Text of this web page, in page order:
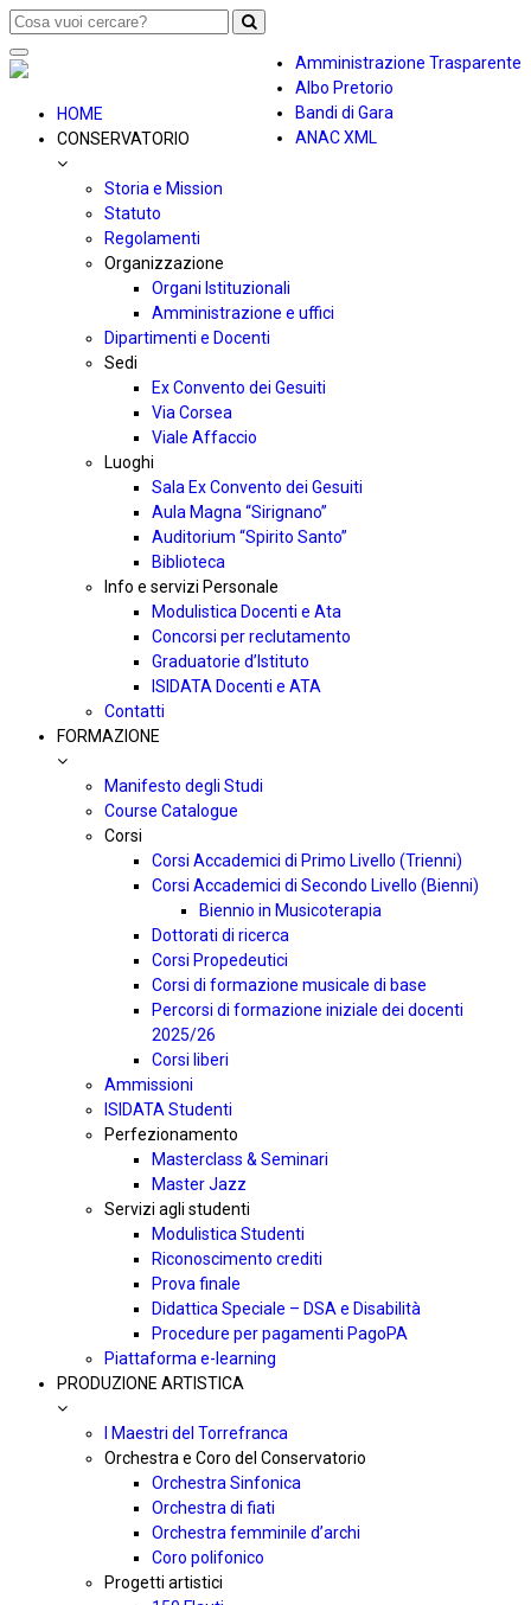
Amministrazione Trasparente
Albo Pretorio
Bandi di Gara
ANAC XML
Toggle
navigation
HOME
CONSERVATORIO
Storia e Mission
Statuto
Regolamenti
Organizzazione
Organi Istituzionali
Amministrazione e uffici
Dipartimenti e Docenti
Sedi
Ex Convento dei Gesuiti
Via Corsea
Viale Affaccio
Luoghi
Sala Ex Convento dei Gesuiti
Aula Magna “Sirignano”
Auditorium “Spirito Santo”
Biblioteca
Info e servizi Personale
Modulistica Docenti e Ata
Concorsi per reclutamento
Graduatorie d’Istituto
ISIDATA Docenti e ATA
Contatti
FORMAZIONE
Manifesto degli Studi
Course Catalogue
Corsi
Corsi Accademici di Primo Livello (Trienni)
Corsi Accademici di Secondo Livello (Bienni)
Biennio in Musicoterapia
Dottorati di ricerca
Corsi Propedeutici
Corsi di formazione musicale di base
Percorsi di formazione iniziale dei docenti
2025/26
Corsi liberi
Ammissioni
ISIDATA Studenti
Perfezionamento
Masterclass & Seminari
Master Jazz
Servizi agli studenti
Modulistica Studenti
Riconoscimento crediti
Prova finale
Didattica Speciale – DSA e Disabilità
Procedure per pagamenti PagoPA
Piattaforma e-learning
PRODUZIONE ARTISTICA
I Maestri del Torrefranca
Orchestra e Coro del Conservatorio
Orchestra Sinfonica
Orchestra di fiati
Orchestra femminile d’archi
Coro polifonico
Progetti artistici